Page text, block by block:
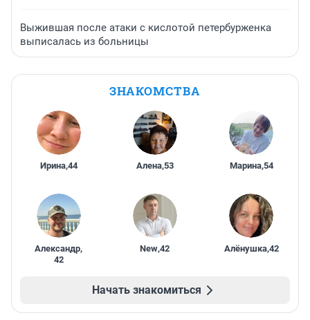
Выжившая после атаки с кислотой петербурженка
выписалась из больницы
ЗНАКОМСТВА
Ирина,44 Алена,53 Марина,54
Александр,
42
New,42 Алёнушка,42
Начать знакомиться